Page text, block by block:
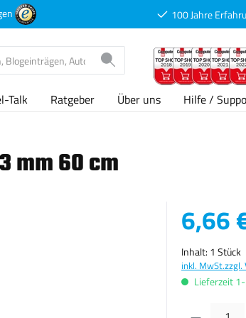
100 Jahre
Talk Ratgeber Über uns Hilfe /
mm 60 cm
6,66
Inhalt: 1 Stück
inkl. MwSt.zzgl.
Lieferzeit
Produkt Anzahl: